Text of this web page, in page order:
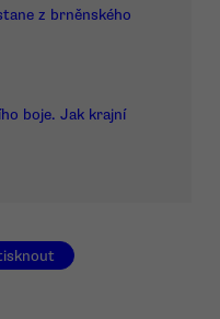
z brněnského
boje. Jak krajní